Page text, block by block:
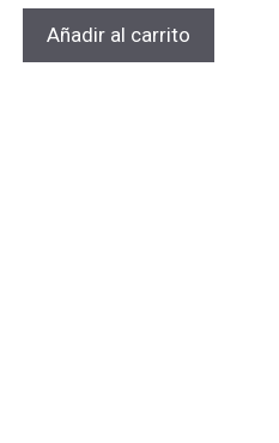
Añadir al carrito